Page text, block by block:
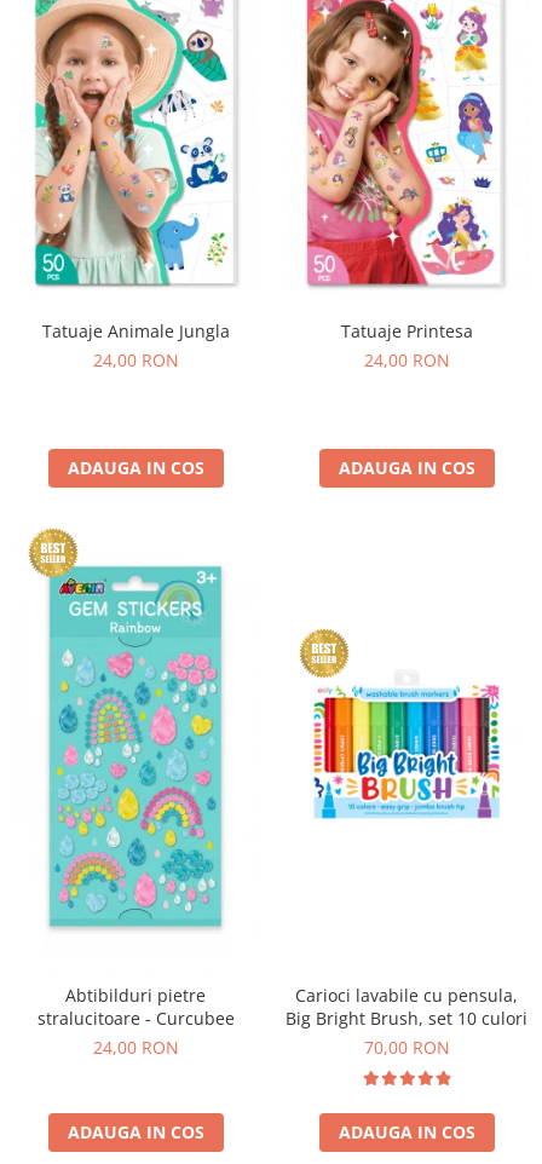
Jucarii dentitie
Jucarii Senzoriale
Teatru de papusi
Umbrele
Stilouri
Tempera și acuarele
Tatuaje Animale Jungla
24,00 RON
ADAUGA IN COS
Tatuaje Printesa
24,00 RON
ADAUGA IN COS
Abtibilduri pietre
stralucitoare - Curcubee
24,00 RON
ADAUGA IN COS
Carioci lavabile cu pensula,
Big Bright Brush, set 10 culori
70,00 RON
ADAUGA IN COS